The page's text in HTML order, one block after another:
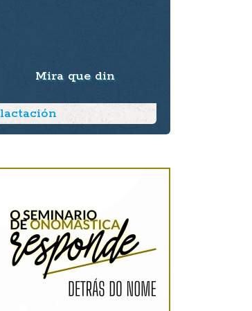
Mira que din
lactación